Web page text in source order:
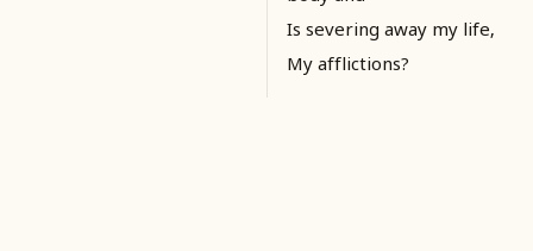
Is severing away my life,
My afflictions?